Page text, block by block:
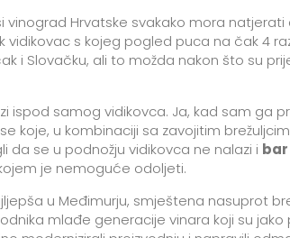
Hrvatske svakako mora natjerati
s kojeg pogled puca na čak 4
i Slovačku, ali to možda nakon što su
ispod samog vidikovca. Ja, kad sam ga
koje, u kombinaciji sa zavojitim
se u podnožju vidikovca ne nalazi i
je nemoguće odoljeti.
u Međimurju, smještena nasuprot
mlađe generacije vinara koji su jako